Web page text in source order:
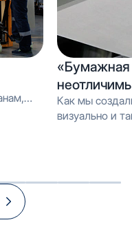
«Бумажная
Как мы
визуально и тактильно неотличимое от